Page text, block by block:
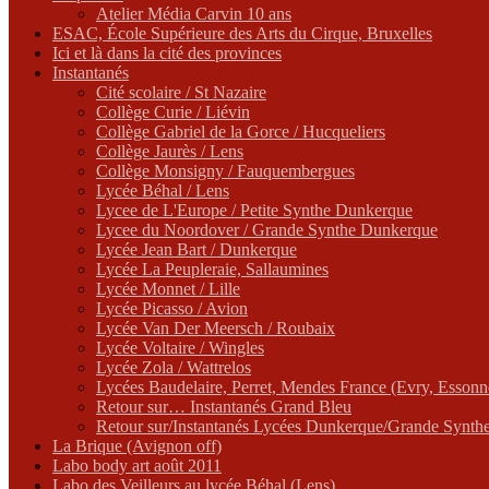
Atelier Média Carvin 10 ans
ESAC, École Supérieure des Arts du Cirque, Bruxelles
Ici et là dans la cité des provinces
Instantanés
Cité scolaire / St Nazaire
Collège Curie / Liévin
Collège Gabriel de la Gorce / Hucqueliers
Collège Jaurès / Lens
Collège Monsigny / Fauquembergues
Lycée Béhal / Lens
Lycee de L'Europe / Petite Synthe Dunkerque
Lycee du Noordover / Grande Synthe Dunkerque
Lycée Jean Bart / Dunkerque
Lycée La Peupleraie, Sallaumines
Lycée Monnet / Lille
Lycée Picasso / Avion
Lycée Van Der Meersch / Roubaix
Lycée Voltaire / Wingles
Lycée Zola / Wattrelos
Lycées Baudelaire, Perret, Mendes France (Evry,
Retour sur… Instantanés Grand Bleu
Retour sur/Instantanés Lycées Dunkerque/Grande
La Brique (Avignon off)
Labo body art août 2011